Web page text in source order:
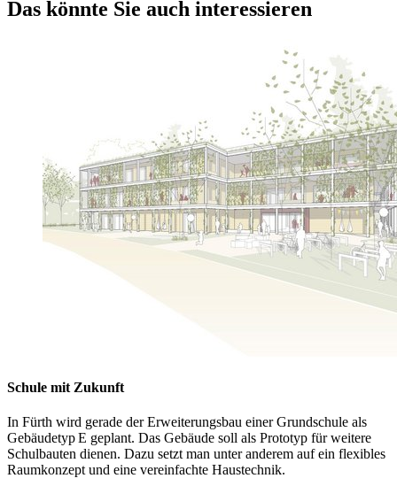
Das könnte Sie auch interessieren
Schule mit Zukunft
In Fürth wird gerade der Erweiterungsbau einer Grundschule als
Gebäudetyp E geplant. Das Gebäude soll als Prototyp für weitere
Schulbauten dienen. Dazu setzt man unter anderem auf ein flexibles
Raumkonzept und eine vereinfachte Haustechnik.